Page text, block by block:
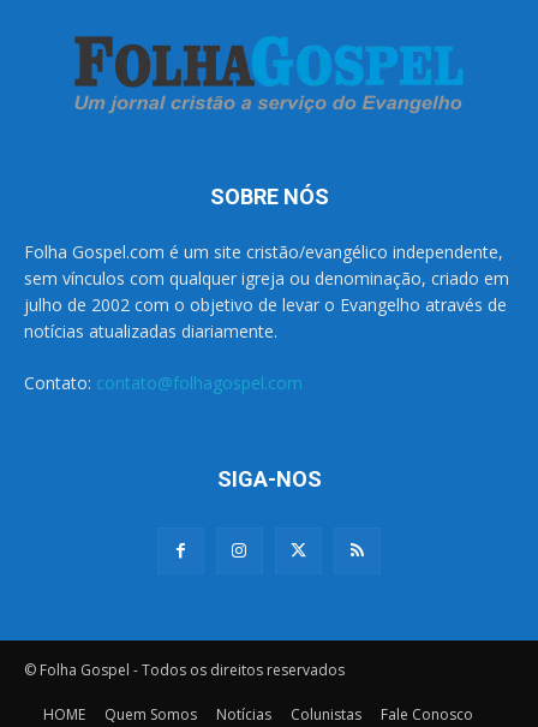
SOBRE NÓS
Folha Gospel.com é um site cristão/evangélico independente,
sem vínculos com qualquer igreja ou denominação, criado em
julho de 2002 com o objetivo de levar o Evangelho através de
notícias atualizadas diariamente.
Contato: contato@folhagospel.com
SIGA-NOS
© Folha Gospel - Todos os direitos reservados
HOME Quem Somos Notícias Colunistas
Fale Conosco